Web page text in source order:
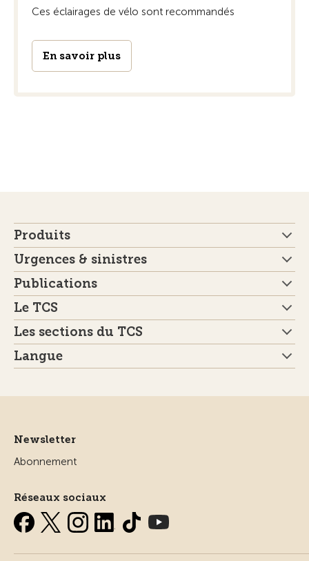
Ces éclairages de vélo sont recommandés
En savoir plus
Produits
Urgences & sinistres
Publications
Le TCS
Les sections du TCS
Langue
Newsletter
Abonnement
Réseaux sociaux